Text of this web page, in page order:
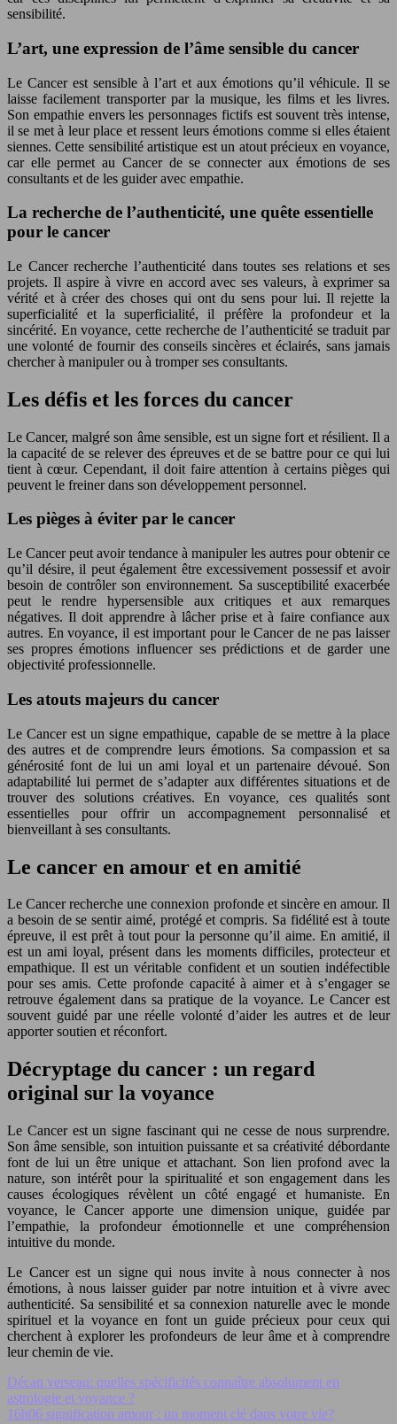
sensibilité.
L’art, une expression de l’âme sensible du cancer
Le Cancer est sensible à l’art et aux émotions qu’il véhicule. Il se
laisse facilement transporter par la musique, les films et les livres.
Son empathie envers les personnages fictifs est souvent très intense,
il se met à leur place et ressent leurs émotions comme si elles étaient
siennes. Cette sensibilité artistique est un atout précieux en voyance,
car elle permet au Cancer de se connecter aux émotions de ses
consultants et de les guider avec empathie.
La recherche de l’authenticité, une quête essentielle
pour le cancer
Le Cancer recherche l’authenticité dans toutes ses relations et ses
projets. Il aspire à vivre en accord avec ses valeurs, à exprimer sa
vérité et à créer des choses qui ont du sens pour lui. Il rejette la
superficialité et la superficialité, il préfère la profondeur et la
sincérité. En voyance, cette recherche de l’authenticité se traduit par
une volonté de fournir des conseils sincères et éclairés, sans jamais
chercher à manipuler ou à tromper ses consultants.
Les défis et les forces du cancer
Le Cancer, malgré son âme sensible, est un signe fort et résilient. Il a
la capacité de se relever des épreuves et de se battre pour ce qui lui
tient à cœur. Cependant, il doit faire attention à certains pièges qui
peuvent le freiner dans son développement personnel.
Les pièges à éviter par le cancer
Le Cancer peut avoir tendance à manipuler les autres pour obtenir ce
qu’il désire, il peut également être excessivement possessif et avoir
besoin de contrôler son environnement. Sa susceptibilité exacerbée
peut le rendre hypersensible aux critiques et aux remarques
négatives. Il doit apprendre à lâcher prise et à faire confiance aux
autres. En voyance, il est important pour le Cancer de ne pas laisser
ses propres émotions influencer ses prédictions et de garder une
objectivité professionnelle.
Les atouts majeurs du cancer
Le Cancer est un signe empathique, capable de se mettre à la place
des autres et de comprendre leurs émotions. Sa compassion et sa
générosité font de lui un ami loyal et un partenaire dévoué. Son
adaptabilité lui permet de s’adapter aux différentes situations et de
trouver des solutions créatives. En voyance, ces qualités sont
essentielles pour offrir un accompagnement personnalisé et
bienveillant à ses consultants.
Le cancer en amour et en amitié
Le Cancer recherche une connexion profonde et sincère en amour. Il
a besoin de se sentir aimé, protégé et compris. Sa fidélité est à toute
épreuve, il est prêt à tout pour la personne qu’il aime. En amitié, il
est un ami loyal, présent dans les moments difficiles, protecteur et
empathique. Il est un véritable confident et un soutien indéfectible
pour ses amis. Cette profonde capacité à aimer et à s’engager se
retrouve également dans sa pratique de la voyance. Le Cancer est
souvent guidé par une réelle volonté d’aider les autres et de leur
apporter soutien et réconfort.
Décryptage du cancer : un regard
original sur la voyance
Le Cancer est un signe fascinant qui ne cesse de nous surprendre.
Son âme sensible, son intuition puissante et sa créativité débordante
font de lui un être unique et attachant. Son lien profond avec la
nature, son intérêt pour la spiritualité et son engagement dans les
causes écologiques révèlent un côté engagé et humaniste. En
voyance, le Cancer apporte une dimension unique, guidée par
l’empathie, la profondeur émotionnelle et une compréhension
intuitive du monde.
Le Cancer est un signe qui nous invite à nous connecter à nos
émotions, à nous laisser guider par notre intuition et à vivre avec
authenticité. Sa sensibilité et sa connexion naturelle avec le monde
spirituel et la voyance en font un guide précieux pour ceux qui
cherchent à explorer les profondeurs de leur âme et à comprendre
leur chemin de vie.
Décan verseau: quelles spécificités connaître absolument en
astrologie et voyance ?
16h06 signification amour : un moment clé dans votre vie?